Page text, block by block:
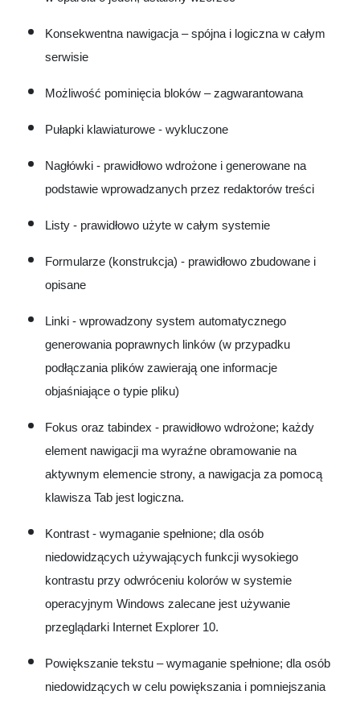
Konsekwentna nawigacja – spójna i logiczna w całym
serwisie
Możliwość pominięcia bloków – zagwarantowana
Pułapki klawiaturowe - wykluczone
Nagłówki - prawidłowo wdrożone i generowane na
podstawie wprowadzanych przez redaktorów treści
Listy - prawidłowo użyte w całym systemie
Formularze (konstrukcja) - prawidłowo zbudowane i
opisane
Linki - wprowadzony system automatycznego
generowania poprawnych linków (w przypadku
podłączania plików zawierają one informacje
objaśniające o typie pliku)
Fokus oraz tabindex - prawidłowo wdrożone; każdy
element nawigacji ma wyraźne obramowanie na
aktywnym elemencie strony, a nawigacja za pomocą
klawisza Tab jest logiczna.
Kontrast - wymaganie spełnione; dla osób
niedowidzących używających funkcji wysokiego
kontrastu przy odwróceniu kolorów w systemie
operacyjnym Windows zalecane jest używanie
przeglądarki Internet Explorer 10.
Powiększanie tekstu – wymaganie spełnione; dla osób
niedowidzących w celu powiększania i pomniejszania